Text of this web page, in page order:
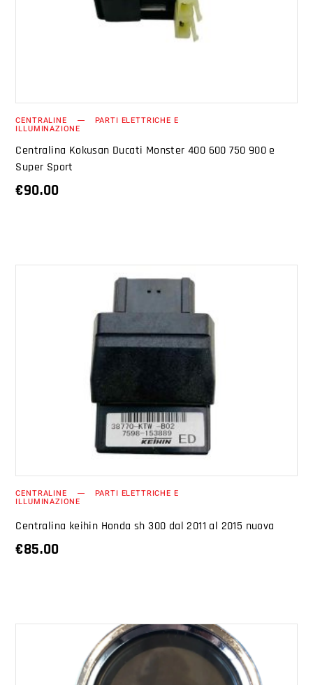
CENTRALINE PARTI ELETTRICHE E
ILLUMINAZIONE
Centralina Kokusan Ducati Monster 400 600 750 900 e
Super Sport
€90.00
AGGIUNGI AL CARRELLO
CENTRALINE PARTI ELETTRICHE E
ILLUMINAZIONE
Centralina keihin Honda sh 300 dal 2011 al 2015 nuova
€85.00